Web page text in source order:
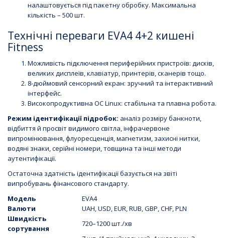
налаштовується під пакетну обробку. Максимальна
кількість – 500 шт.
Технічні переваги EVA4 4+2 кишені
Fitness
Можливість підключення периферійних пристроїв: дисків,
великих дисплеїв, клавіатур, принтерів, сканерів тощо.
8-дюймовий сенсорний екран: зручний та інтерактивний
інтерфейс.
Високопродуктивна ОС Linux: стабільна та плавна робота.
Режим ідентифікації підробок: аналіз розміру банкноти,
відбиття й просвіт видимого світла, інфрачервоне
випромінювання, флуоресценція, магнетизм, захисні нитки,
водяні знаки, серійні номери, товщина та інші методи
аутентифікації.
Остаточна здатність ідентифікації базується на звіті
випробувань фінансового стандарту.
Модель
EVA4
Валюти
UAH, USD, EUR, RUB, GBP, CHF, PLN
Швидкість
сортування
720–1200 шт./хв